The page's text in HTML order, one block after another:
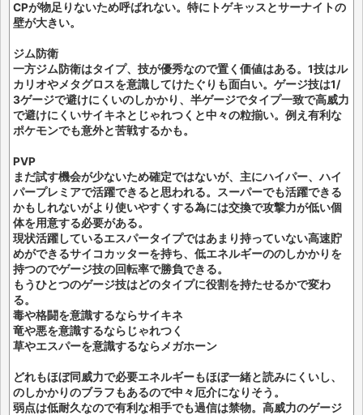
CPが物足りないため呼ばれない。特にトゲキッスとサーナイトの
壁が大きい。
ジム防衛
一方ジム防衛はタイプ、技が優秀なので置く価値はある。1技はル
カリオやメタグロスを意識してけたぐりも面白い。ゲージ技は1/
3ゲージで避けにくいのしかかり、半ゲージでタイプ一致で高威力
で避けにくいサイキネとじゃれつくと中々の粒揃い。例え有利な
ポケモンでも意外と苦戦するかも。
PVP
まだ試す機会が少ないため確定ではないが、主にハイパー、ハイ
パープレミアで活躍できると思われる。スーパーでも活躍できる
かもしれないがより使いやすくする為には交換で攻撃力が低い個
体を用意する必要がある。
現状活躍しているエスパータイプではあまり持っていない高速貯
めができるサイコカッターを持ち、低エネルギーののしかかりを
持つのでゲージ技の回転率で勝負できる。
もうひとつのゲージ技はどのタイプに役割を持たせるかで変わ
る。
毒や格闘を意識するならサイキネ
竜や悪を意識するならじゃれつく
草やエスパーを意識するならメガホーン
どれもほぼ同威力で必要エネルギーもほぼ一緒と読みにくいし、
のしかかりのブラフもあるので中々厄介になりそう。
弱点は低耐久なので有利な相手でも過信は禁物。高威力のゲージ